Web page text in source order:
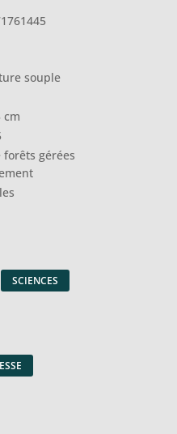
souple
cm
forêts gérées
SCIENCES